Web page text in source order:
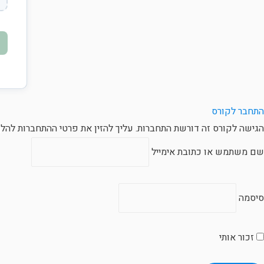
התחבר לקורס
הגישה לקורס זה דורשת התחברות. עליך להזין את פרטי ההתחברות
שם משתמש או כתובת אימייל
סיסמה
זכור אותי